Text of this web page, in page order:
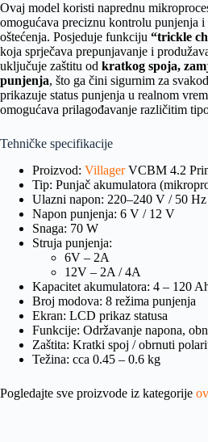
Ovaj model koristi naprednu
omogućava preciznu kontrolu punjenja i
oštećenja. Posjeduje funkciju “trickle
koja sprječava prepunjavanje i
uključuje zaštitu od kratkog spoja,
punjenja, što ga čini sigurnim za
prikazuje status punjenja u realnom
omogućava prilagođavanje različitim
Tehničke specifikacije
Proizvod: VillagerVCBM 4.2
Tip: Punjač akumulatora
Ulazni napon: 220–240 V / 50 Hz
Napon punjenja: 6 V / 12 V
Snaga: 70 W
Struja punjenja:
6V – 2A
12V – 2A / 4A
Kapacitet akumulatora: 4 – 120
Broj modova: 8 režima punjenja
Ekran: LCD prikaz statusa
Funkcije: Održavanje napona,
Zaštita: Kratki spoj / obrnuti
Težina: cca 0.45 – 0.6 kg
Pogledajte sve proizvode iz kategorije